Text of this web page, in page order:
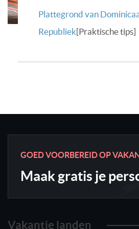
Plattegrond van
Republiek[Praktische tips]
GOED VOORBEREID OP
Maak gratis je
Vakantie landen